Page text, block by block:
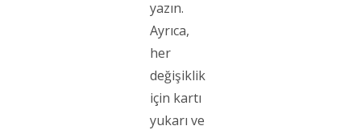
yazın.
Ayrıca,
her
değişiklik
için kartı
yukarı ve